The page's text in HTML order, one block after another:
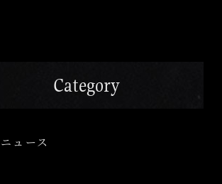
Category
ニュース